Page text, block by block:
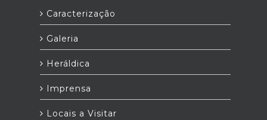
Caracterização
Galeria
Heráldica
Imprensa
Locais a Visitar